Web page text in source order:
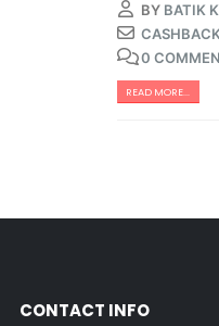
BY BATIK
CASHBACK
0
READ MORE...
CONTACT INFO